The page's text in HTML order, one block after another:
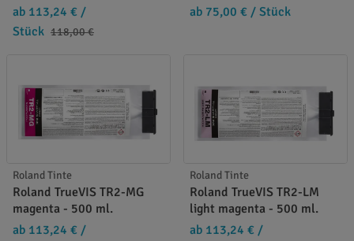
ab 113,24 € /
Stück 118,00 €
ab 75,00 € / Stück
Roland Tinte
Roland TrueVIS TR2-MG
magenta - 500 ml.
ab 113,24 € /
Roland Tinte
Roland TrueVIS TR2-LM
light magenta - 500 ml.
ab 113,24 € /